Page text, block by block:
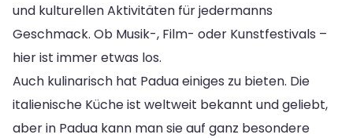
und kulturellen Aktivitäten für jedermanns
Geschmack. Ob Musik-, Film- oder Kunstfestivals –
hier ist immer etwas los.
Auch kulinarisch hat Padua einiges zu bieten. Die
italienische Küche ist weltweit bekannt und geliebt,
aber in Padua kann man sie auf ganz besondere